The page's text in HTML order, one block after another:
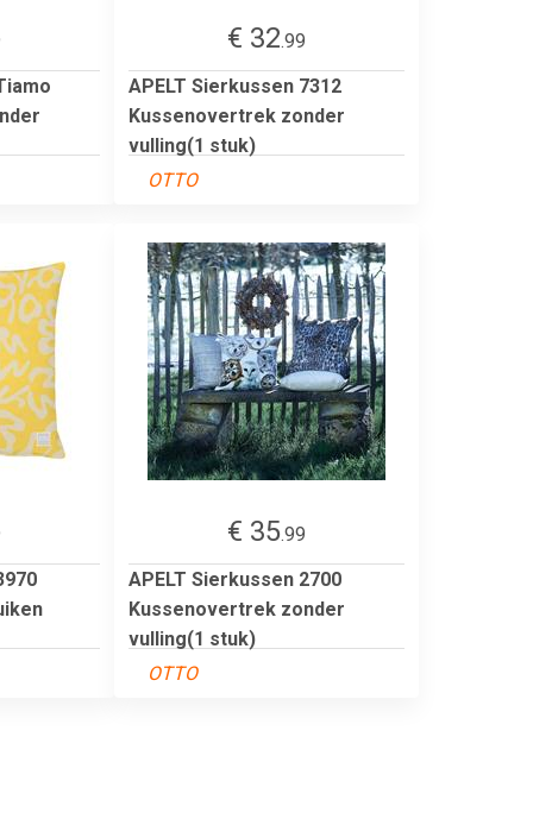
€ 32.99
APELT Sierkussen 7312
Kussenovertrek zonder
vulling(1 stuk)
OTTO
€ 35.99
APELT Sierkussen 2700
Kussenovertrek zonder
vulling(1 stuk)
OTTO